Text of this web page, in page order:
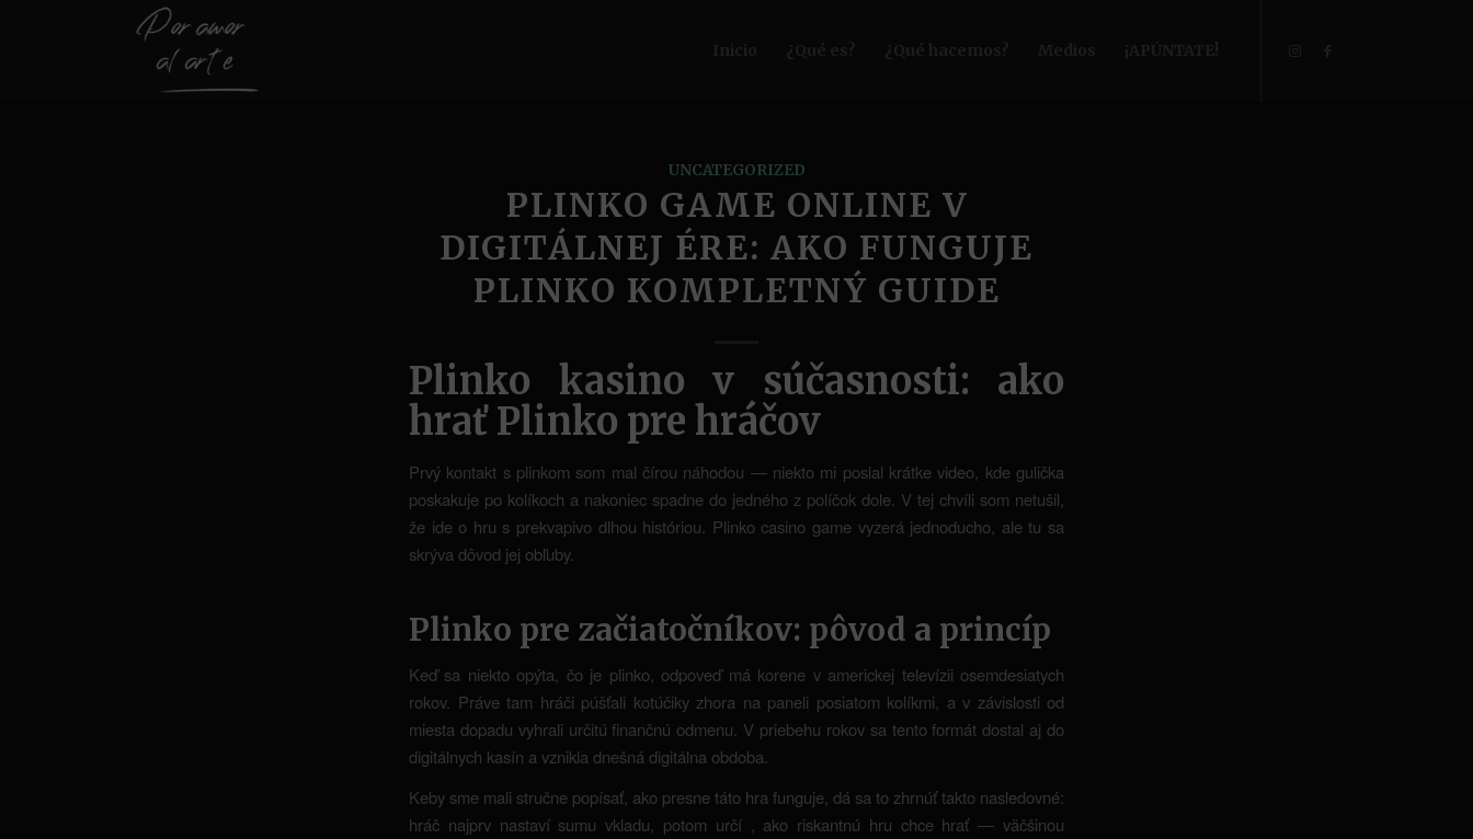
UNCATEGORIZED
PLINKO GAME ONLINE V
DIGITÁLNEJ ÉRE: AKO FUNGUJE
PLINKO KOMPLETNÝ GUIDE
Plinko kasino v súčasnosti: ako
hrať Plinko pre hráčov
Prvý kontakt s plinkom som mal čírou náhodou — niekto mi poslal krátke video, kde gulička
poskakuje po kolíkoch a nakoniec spadne do jedného z políčok dole. V tej chvíli som netušil,
že ide o hru s prekvapivo dlhou históriou. Plinko casino game vyzerá jednoducho, ale tu sa
skrýva dôvod jej obľuby.
Plinko pre začiatočníkov: pôvod a princíp
Keď sa niekto opýta, čo je plinko, odpoveď má korene v americkej televízii osemdesiatych
rokov. Práve tam hráči púšťali kotúčiky zhora na paneli posiatom kolíkmi, a v závislosti od
miesta dopadu vyhrali určitú finančnú odmenu. V priebehu rokov sa tento formát dostal aj do
digitálnych kasín a vznikla dnešná digitálna obdoba.
Keby sme mali stručne popísať, ako presne táto hra funguje, dá sa to zhrnúť takto nasledovné:
hráč najprv nastaví sumu vkladu, potom určí , ako riskantnú hru chce hrať — väčšinou